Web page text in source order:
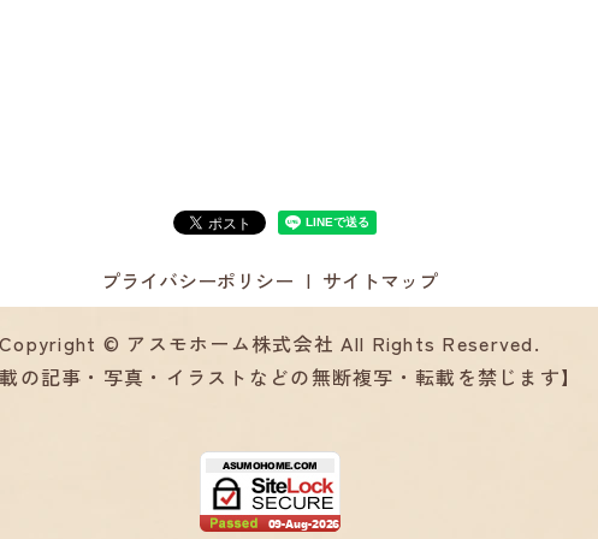
プライバシーポリシー サイトマップ
© アスモホーム株式会社 All Rights Reserved.
の記事・写真・イラストなどの無断複写・転載を禁じます】